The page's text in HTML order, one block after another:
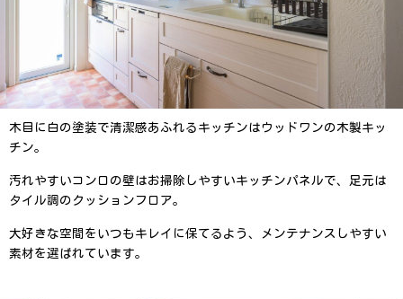
木目に白の塗装で清潔感あふれるキッチンはウッドワンの木製キッ
チン。
汚れやすいコンロの壁はお掃除しやすいキッチンパネルで、足元は
タイル調のクッションフロア。
大好きな空間をいつもキレイに保てるよう、メンテナンスしやすい
素材を選ばれています。